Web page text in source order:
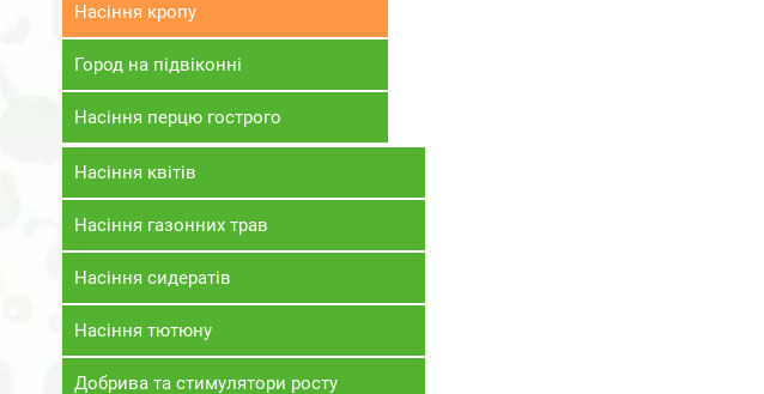
Насіння кропу
Город на підвіконні
Насіння перцю гострого
Насіння квітів
Насіння газонних трав
Насіння сидератів
Насіння тютюну
Добрива та стимулятори росту